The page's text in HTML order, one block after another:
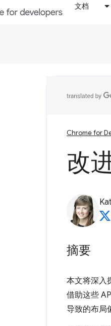
文档
Chrome for
改
摘要
本文将深入
借助这些
导致的布局